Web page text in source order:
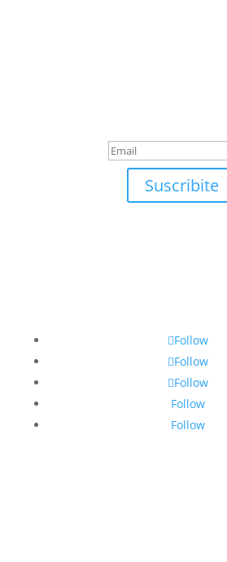
Suscribite
Follow
Follow
Follow
Follow
Follow